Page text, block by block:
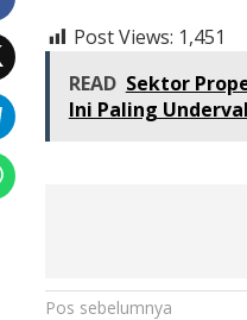
Post Views: 1,451
READ Sektor
Ini Paling
Pos sebelumnya